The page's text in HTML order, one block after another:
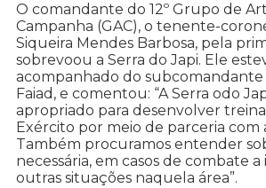
O comandante do 12º Grupo de
Campanha (GAC), o tenente-
Siqueira Mendes Barbosa, pela
sobrevoou a Serra do Japi. Ele
acompanhado do subcomandante
Faiad, e comentou: “A Serra odo
apropriado para desenvolver
Exército por meio de parceria com
Também procuramos entender
necessária, em casos de combate a
outras situações naquela área”.